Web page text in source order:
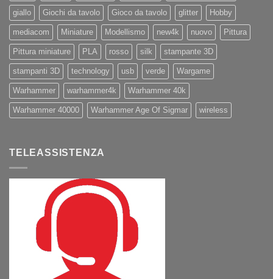
giallo Giochi da tavolo Gioco da tavolo glitter Hobby
mediacom Miniature Modellismo new4k nuovo Pittura
Pittura miniature PLA rosso silk stampante 3D
stampanti 3D technology usb verde Wargame
Warhammer warhammer4k Warhammer 40k
Warhammer 40000 Warhammer Age Of Sigmar wireless
TELEASSISTENZA